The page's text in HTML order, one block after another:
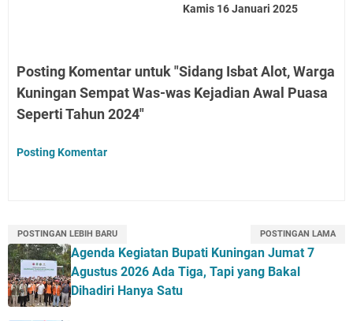
Kamis 16 Januari 2025
Posting Komentar untuk "Sidang Isbat Alot, Warga
Kuningan Sempat Was-was Kejadian Awal Puasa
Seperti Tahun 2024"
Posting Komentar
POSTINGAN LEBIH BARU POSTINGAN LAMA
Agenda Kegiatan Bupati Kuningan Jumat 7
Agustus 2026 Ada Tiga, Tapi yang Bakal
Dihadiri Hanya Satu